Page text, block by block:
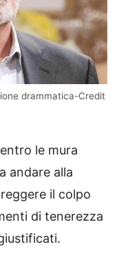
drammatica-Credit
le mura
andare alla
il colpo
di tenerezza